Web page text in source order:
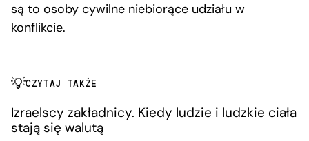
są to osoby cywilne niebiorące udziału w
konflikcie.
CZYTAJ TAKŻE
Izraelscy zakładnicy. Kiedy ludzie i ludzkie ciała
stają się walutą